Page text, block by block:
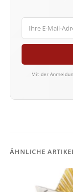
Mit der
ÄHNLICHE